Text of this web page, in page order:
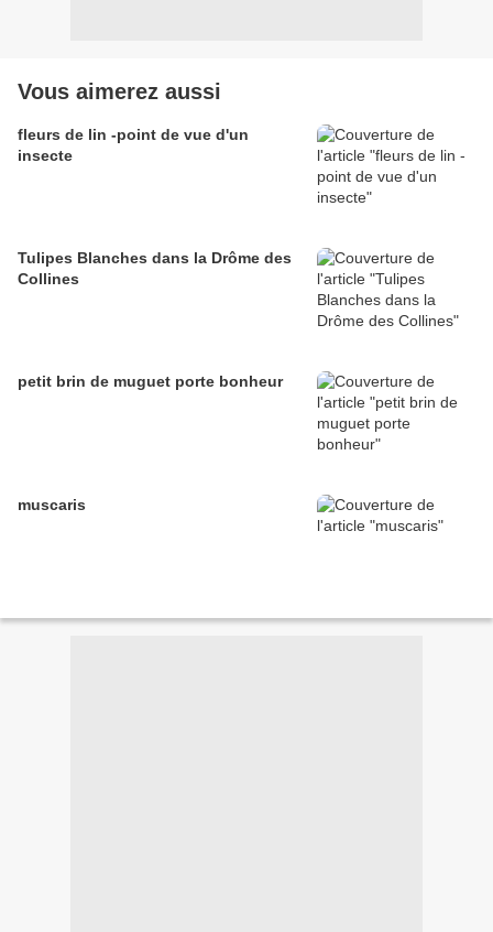
Vous aimerez aussi
fleurs de lin -point de vue d'un
insecte
Tulipes Blanches dans la Drôme des
Collines
petit brin de muguet porte bonheur
muscaris